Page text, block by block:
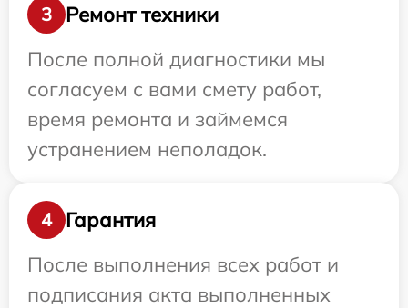
3
Ремонт техники
После полной диагностики мы
согласуем с вами смету работ,
время ремонта и займемся
устранением неполадок.
4
Гарантия
После выполнения всех работ и
подписания акта выполненных